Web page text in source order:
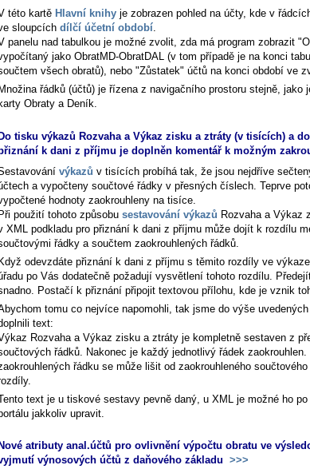
této kartě Hlavní knihy je zobrazen pohled na účty, kde v
sloupcích dílčí účetní období.
panelu nad tabulkou je možné zvolit, zda má program zobrazit
jako ObratMD-ObratDAL (v tom případě je na konci
všech obratů), nebo "Zůstatek" účtů na konci období ve
Množina řádků (účtů) je řízena z navigačního prostoru stejně, jako
karty Obraty a Deník.
tisku výkazů Rozvaha a Výkaz zisku a ztráty (v tisících) a
k dani z příjmu je doplněn komentář k možným
výkazů v tisících probíhá tak, že jsou nejdříve
a vypočteny součtové řádky v přesných číslech. Teprve
hodnoty zaokrouhleny na tisíce.
použití tohoto způsobu sestavování výkazů Rozvaha a Výkaz
XML podkladu pro přiznání k dani z příjmu může dojít k rozdílu
řádky a součtem zaokrouhlených řádků.
odevzdáte přiznání k dani z příjmu s těmito rozdíly ve
po Vás dodatečně požadují vysvětlení tohoto rozdílu.
Postačí k přiznání připojit textovou přílohu, kde je vznik
tomu co nejvíce napomohli, tak jsme do výše
text:
Rozvaha a Výkaz zisku a ztráty je kompletně sestaven z
řádků. Nakonec je každý jednotlivý řádek
řádku se může lišit od zaokrouhleného
text je u tiskové sestavy pevně daný, u XML je možné ho
jakkoliv upravit.
Nové atributy anal.účtů pro ovlivnění výpočtu obratu ve
výnosových účtů z daňového základu >>>